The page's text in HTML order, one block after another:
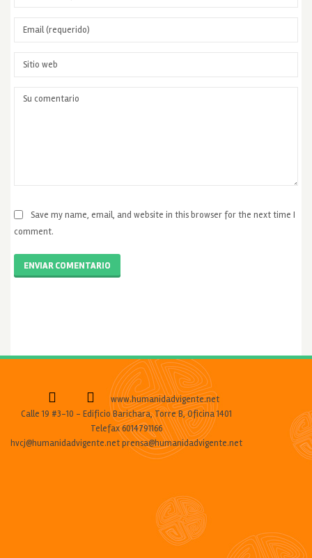
Save my name, email, and website in this browser for the next time I
comment.
ENVIAR COMENTARIO
www.humanidadvigente.net
Calle 19 #3-10 - Edificio Barichara, Torre B, Oficina 1401
Telefax 6014791166
hvcj@humanidadvigente.net prensa@humanidadvigente.net